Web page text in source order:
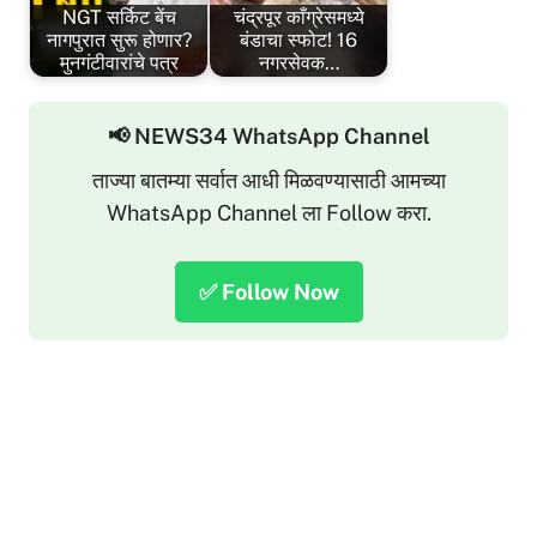
NGT सर्किट बेंच
नागपुरात सुरू होणार?
मुनगंटीवारांचे पत्र
चंद्रपूर काँग्रेसमध्ये
बंडाचा स्फोट! 16
नगरसेवक…
📢 NEWS34 WhatsApp Channel
ताज्या बातम्या सर्वात आधी मिळवण्यासाठी आमच्या
WhatsApp Channel ला Follow करा.
✅ Follow Now